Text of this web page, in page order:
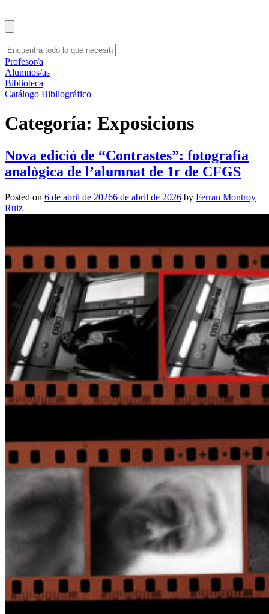
Profesor/a
Alumnos/as
Biblioteca
Catálogo Bibliográfico
Categoría: Exposicions
Nova edició de “Contrastes”: fotografia
analògica de l’alumnat de 1r de CFGS
Posted on 6 de abril de 20266 de abril de 2026 by Ferran Montroy
Ruiz